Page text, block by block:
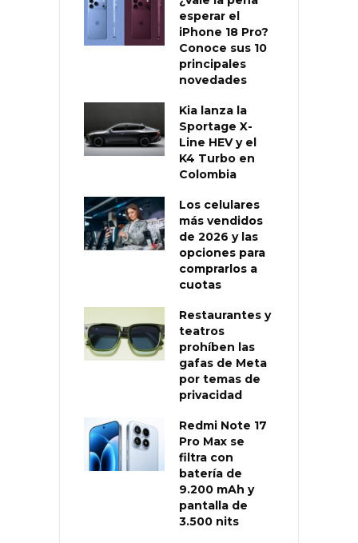
esperar el
iPhone 18 Pro?
Conoce sus 10
principales
novedades
Kia lanza la
Sportage X-
Line HEV y el
K4 Turbo en
Colombia
Los celulares
más vendidos
de 2026 y las
opciones para
comprarlos a
cuotas
Restaurantes y
teatros
prohíben las
gafas de Meta
por temas de
privacidad
Redmi Note 17
Pro Max se
filtra con
batería de
9.200 mAh y
pantalla de
3.500 nits